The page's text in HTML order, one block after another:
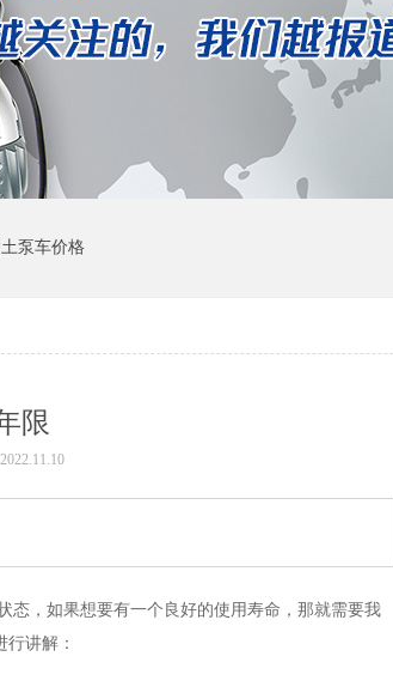
泵车价格
限
态，如果想要有一个良好的使用寿命，那就需要我
讲解：